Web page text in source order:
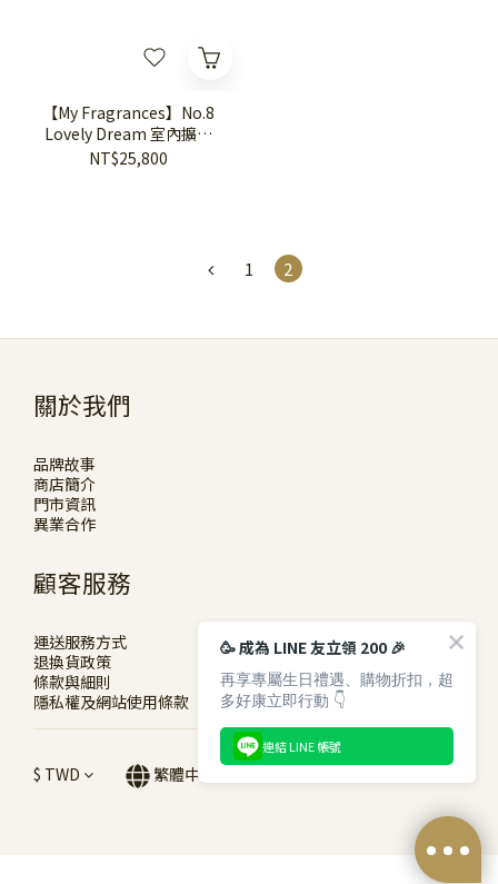
【My Fragrances】No.8
Lovely Dream 室內擴香
3000ml
NT$25,800
1 2
關於我們
品牌故事
商店簡介
門市資訊
異業合作
顧客服務
運送服務方式
退換貨政策
條款與細則
隱私權及網站使用條款
$ TWD 繁體中文
🥳 成為 LINE 友立領 200 🎉
再享專屬生日禮遇、購物折扣，超
多好康立即行動 👇
連結 LINE 帳號